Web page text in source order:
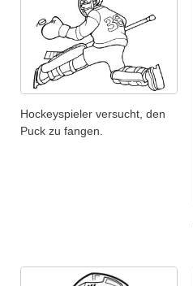
Hockeyspieler versucht, den
Puck zu fangen.